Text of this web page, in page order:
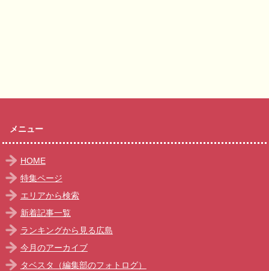
メニュー
HOME
特集ページ
エリアから検索
新着記事一覧
ランキングから見る広島
今月のアーカイブ
タベスタ（編集部のフォトログ）